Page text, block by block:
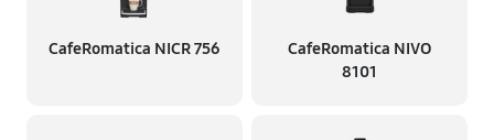
CafeRomatica NICR 756
CafeRomatica NIVO
8101